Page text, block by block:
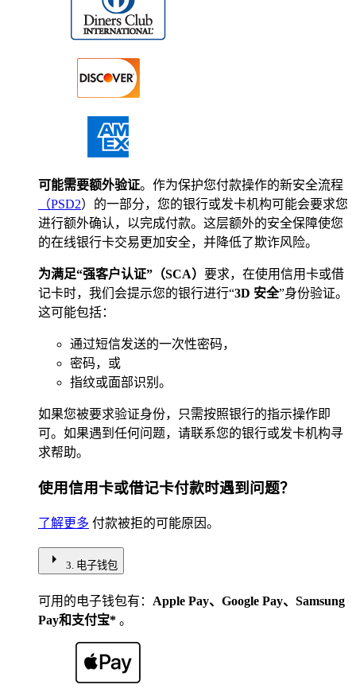
可能需要额外验证。作为保护您付款操作的新安全流程
（PSD2）的一部分，您的银行或发卡机构可能会要求您
进行额外确认，以完成付款。这层额外的安全保障使您
的在线银行卡交易更加安全，并降低了欺诈风险。
为满足“强客户认证”（SCA） 要求，在使用信用卡或借
记卡时，我们会提示您的银行进行“3D 安全”身份验证。
这可能包括：
通过短信发送的一次性密码，
密码，或
指纹或面部识别。
如果您被要求验证身份，只需按照银行的指示操作即
可。如果遇到任何问题，请联系您的银行或发卡机构寻
求帮助。
使用信用卡或借记卡付款时遇到问题？
了解更多 付款被拒的可能原因。
arrow_right 3. 电子钱包
可用的电子钱包有： Apple Pay、Google Pay、Samsung
Pay和支付宝* 。